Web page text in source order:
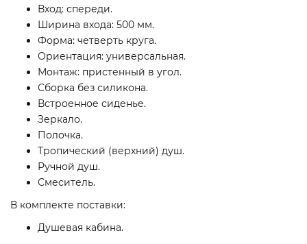
Вход: спереди.
Ширина входа: 500 мм.
Форма: четверть круга.
Ориентация: универсальная.
Монтаж: пристенный в угол.
Сборка без силикона.
Встроенное сиденье.
Зеркало.
Полочка.
Тропический (верхний) душ.
Ручной душ.
Смеситель.
В комплекте поставки:
Душевая кабина.